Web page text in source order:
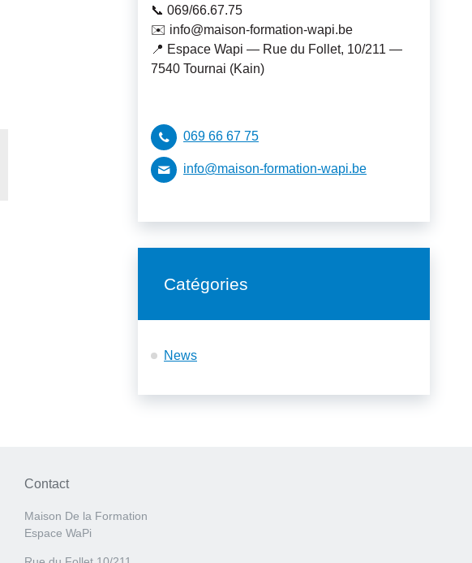
📞 069/66.67.75
✉️ info@maison-formation-wapi.be
📍 Espace Wapi — Rue du Follet, 10/211 —
7540 Tournai (Kain)
069 66 67 75
info@maison-formation-wapi.be
Catégories
News
Contact
Maison De la Formation
Espace WaPi